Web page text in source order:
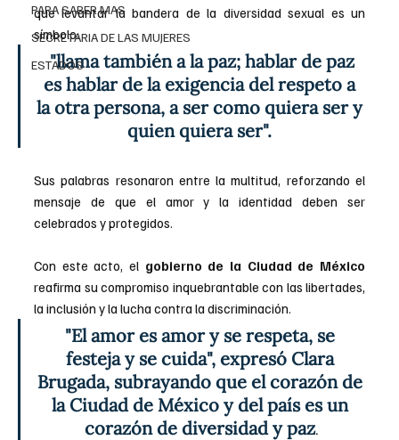
PARA SABER MAS
SECRETARIA DE LAS MUJERES
ESTADOS
que levantar la bandera de la diversidad sexual es un
símbolo:
"llama también a la paz; hablar de paz
es hablar de la exigencia del respeto a
la otra persona, a ser como quiera ser y
quien quiera ser".
Sus palabras resonaron entre la multitud, reforzando el
mensaje de que el amor y la identidad deben ser
celebrados y protegidos.
Con este acto, el gobierno de la Ciudad de México
reafirma su compromiso inquebrantable con las libertades,
la inclusión y la lucha contra la discriminación.
"El amor es amor y se respeta, se
festeja y se cuida", expresó Clara
Brugada, subrayando que el corazón de
la Ciudad de México y del país es un
corazón de diversidad y paz.